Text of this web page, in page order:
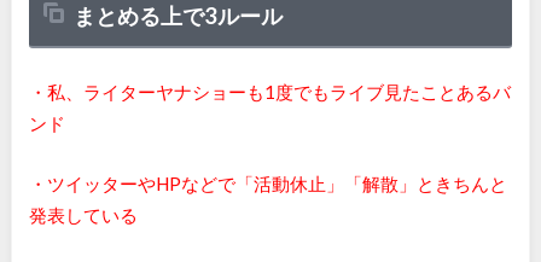
まとめる上で3ルール
・私、ライターヤナショーも1度でもライブ見たことあるバ
ンド
・ツイッターやHPなどで「活動休止」「解散」ときちんと
発表している